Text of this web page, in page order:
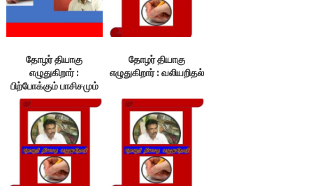
தோழர் தியாகு
எழுதுகிறார் :
பிற்போக்கும் பாசிசமும்
ஒன்றா?
தோழர் தியாகு
எழுதுகிறார் : வலியறிதல்